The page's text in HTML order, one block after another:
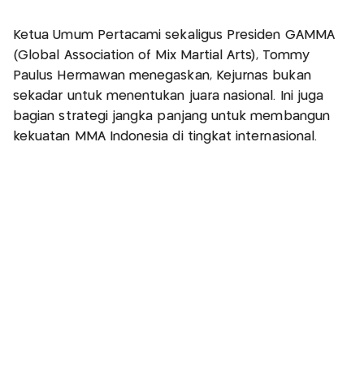
Ketua Umum Pertacami sekaligus Presiden GAMMA
(Global Association of Mix Martial Arts), Tommy
Paulus Hermawan menegaskan, Kejurnas bukan
sekadar untuk menentukan juara nasional. Ini juga
bagian strategi jangka panjang untuk membangun
kekuatan MMA Indonesia di tingkat internasional.